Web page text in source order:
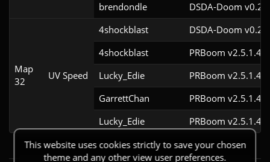
brendondle
DSDA-Doom
Map
32
UV Speed
4shockblast
DSDA-Doom
4shockblast
PRBoom
Lucky_Edie
PRBoom
GarrettChan
PRBoom
Lucky_Edie
PRBoom
This website uses cookies strictly to save your chosen
theme and any other view user preferences.